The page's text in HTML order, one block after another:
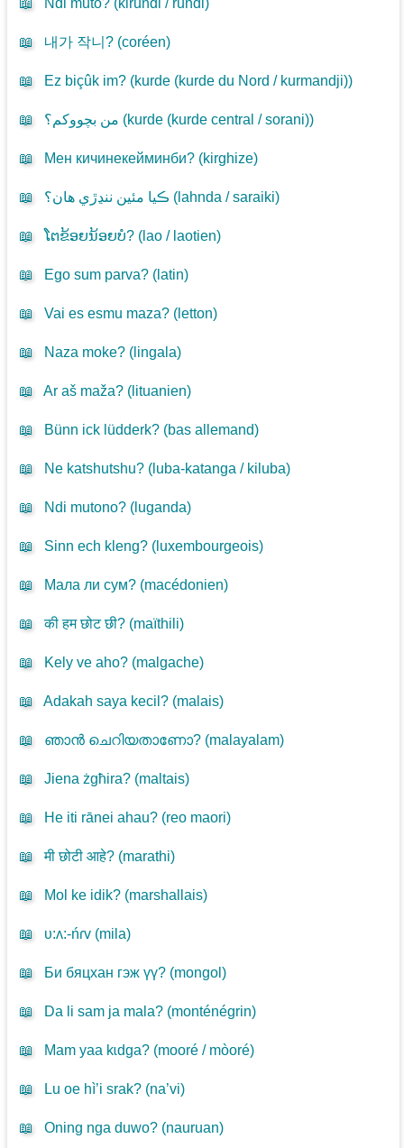
📖 Ndi muto? (kirundi / rundi )
📖 내가 작니? (coréen)
📖 Ez biçûk im? (kurde (kurde du Nord / kurmandji))
📖 من بچووکم؟ (kurde (kurde central / sorani))
📖 Мен кичинекейминби? (kirghize)
📖 ڪيا مئين ننڍڙي هان؟ ( lahnda / saraiki)
📖 ໂຕຂ້ອຍນ້ອຍບໍ? ( lao / laotien)
📖 Ego sum parva? ( latin)
📖 Vai es esmu maza? ( letton)
📖 Naza moke? ( lingala)
📖 Ar aš maža? ( lituanien)
📖 Bünn ick lüdderk? (bas allemand)
📖 Ne katshutshu? ( luba-katanga / kiluba)
📖 Ndi mutono? ( luganda)
📖 Sinn ech kleng? ( luxembourgeois)
📖 Мала ли сум? (macédonien)
📖 की हम छोट छी? (maïthili)
📖 Kely ve aho? (malgache)
📖 Adakah saya kecil? (malais)
📖 ഞാൻ ചെറിയതാണോ? (malayalam)
📖 Jiena żgħira? (maltais)
📖 He iti rānei ahau? (reo maori)
📖 मी छोटी आहे? (marathi)
📖 Mol ke idik? (marshallais)
📖 υ:ʌ:-ńɾv (mila)
📖 Би бяцхан гэж үү? (mongol)
📖 Da li sam ja mala? (monténégrin)
📖 Mam yaa kɩdga? (mooré / mòoré)
📖 Lu oe hì’i srak? (na’vi)
📖 Oning nga duwo? (nauruan)